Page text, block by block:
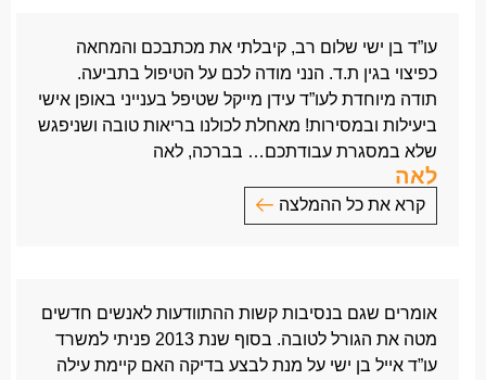
בכבוד רב,
יהודה
תקופה בה הייתי זקוק לסיוע מול הביורוקרטיה הרבה
והקשה הקיימת בנושא.
לאורך כל הדרך לא יכולתי שלא להתרשם מהמקצוענות,
היושר והתמיכה בכל עת שהצטרכתי מתוך אדיבות
ומסירות ראויים לציון.
כעת לאחר שצלחנו את התקופה ואת הדרך הגיע הזמן
להגיד זאת בפה מלא.
עו”ד בן ישי שלום רב, קיבלתי את מכתבכם והמחאה
כפיצוי בגין ת.ד. הנני מודה לכם על הטיפול בתביעה.
תודה מיוחדת לעו”ד עידן מייקל שטיפל בענייני באופן אישי
ביעילות ובמסירות! מאחלת לכולנו בריאות טובה ושניפגש
שלא במסגרת עבודתכם… בברכה, לאה
לאה
קרא את כל ההמלצה
תודה מיוחדת לעו”ד עידן מייקל שטיפל בענייני באופן אישי
ביעילות ובמסירות!
מאחלת לכולנו בריאות טובה ושניפגש שלא במסגרת
אומרים שגם בנסיבות קשות ההתוודעות לאנשים חדשים
מטה את הגורל לטובה. בסוף שנת 2013 פניתי למשרד
עו”ד אייל בן ישי על מנת לבצע בדיקה האם קיימת עילה